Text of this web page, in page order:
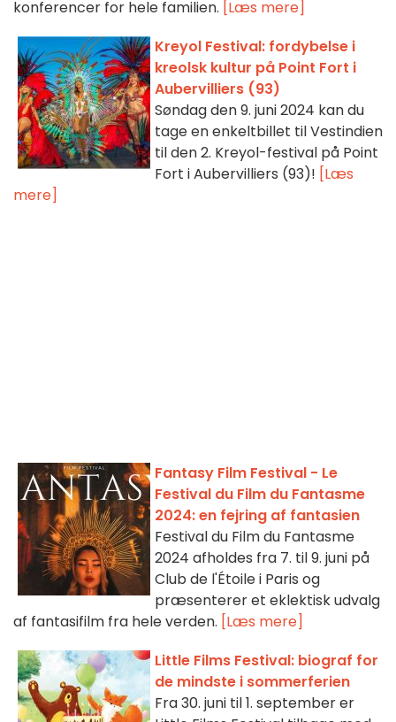
konferencer for hele familien. [Læs mere]
Kreyol Festival: fordybelse i
kreolsk kultur på Point Fort i
Aubervilliers (93)
Søndag den 9. juni 2024 kan du
tage en enkeltbillet til Vestindien
til den 2. Kreyol-festival på Point
Fort i Aubervilliers (93)! [Læs
mere]
Fantasy Film Festival - Le
Festival du Film du Fantasme
2024: en fejring af fantasien
Festival du Film du Fantasme
2024 afholdes fra 7. til 9. juni på
Club de l'Étoile i Paris og
præsenterer et eklektisk udvalg
af fantasifilm fra hele verden. [Læs mere]
Little Films Festival: biograf for
de mindste i sommerferien
Fra 30. juni til 1. september er